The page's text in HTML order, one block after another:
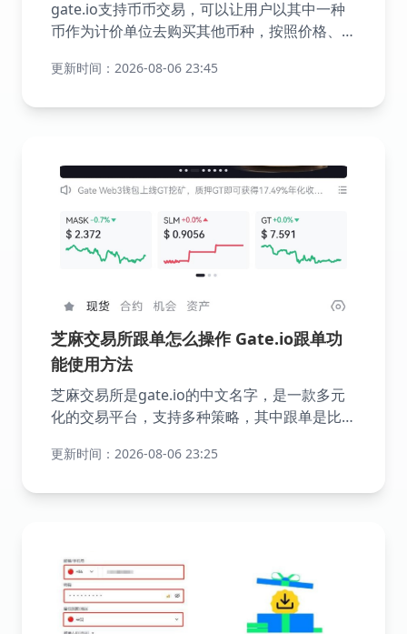
gate.io支持币币交易，可以让用户以其中一种
币作为计价单位去购买其他币种，按照价格、时
之间的兑换，由自己设定买入和卖出价格，只有
更新时间：2026-08-06 23:45
芝麻交易所跟单怎么操作 Gate.io跟单功
能使用方法
芝麻交易所是gate.io的中文名字，是一款多元
化的交易平台，支持多种策略，其中跟单是比较
可以选择复制表现比较优秀交易员的量化交易策
相似或一致的投资回报，以下是具体的操作方
式。
更新时间：2026-08-06 23:25